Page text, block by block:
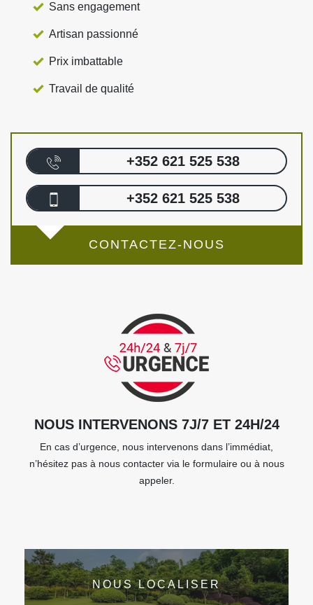
Sans engagement
Artisan passionné
Prix imbattable
Travail de qualité
+352 621 525 538
+352 621 525 538
CONTACTEZ-NOUS
NOUS INTERVENONS 7J/7 ET 24H/24
En cas d’urgence, nous intervenons dans l’immédiat,
n’hésitez pas à nous contacter via le formulaire ou à nous
appeler.
NOUS LOCALISER